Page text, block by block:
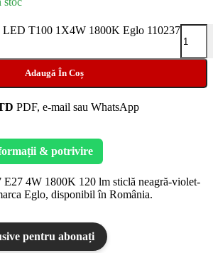
LED T100 1X4W 1800K Eglo 110237
Adaugă În Coș
PDF, e-mail sau WhatsApp
& potrivire
4W 1800K 120 lm sticlă neagră-violet-
Eglo, disponibil în România.
pentru abonați